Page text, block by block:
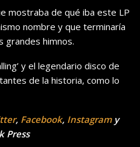
mostraba de qué iba este LP
nombre y que terminaría
grandes himnos.
y el legendario disco de
de la historia, como lo
, Facebook, Instagramy
Press